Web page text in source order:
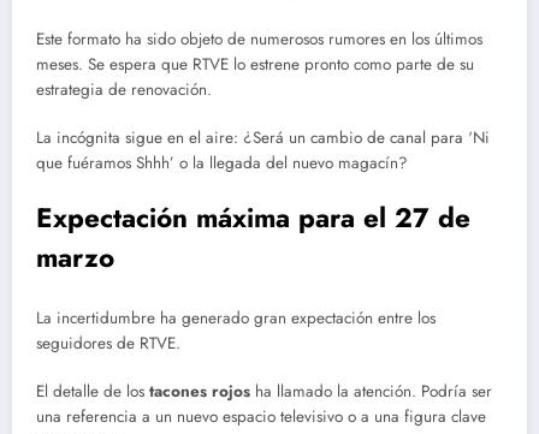
Este formato ha sido objeto de numerosos rumores en los últimos
meses. Se espera que RTVE lo estrene pronto como parte de su
estrategia de renovación.
La incógnita sigue en el aire: ¿Será un cambio de canal para ‘Ni
que fuéramos Shhh’ o la llegada del nuevo magacín?
Expectación máxima para el 27 de
marzo
La incertidumbre ha generado gran expectación entre los
seguidores de RTVE.
El detalle de los tacones rojos ha llamado la atención. Podría ser
una referencia a un nuevo espacio televisivo o a una figura clave